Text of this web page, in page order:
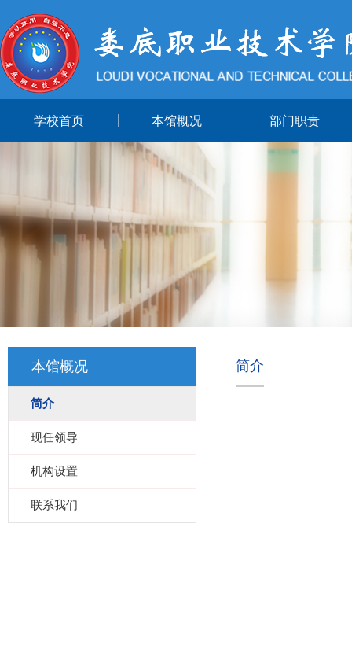
学校首页 本馆概况 部门职责
本馆概况
简介
现任领导
机构设置
联系我们
简介